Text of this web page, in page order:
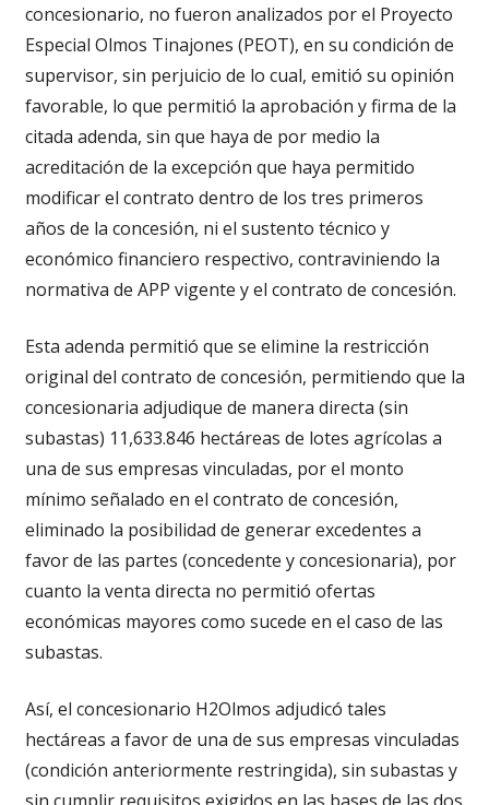
concesionario, no fueron analizados por el Proyecto
Especial Olmos Tinajones (PEOT), en su condición de
supervisor, sin perjuicio de lo cual, emitió su opinión
favorable, lo que permitió la aprobación y firma de la
citada adenda, sin que haya de por medio la
acreditación de la excepción que haya permitido
modificar el contrato dentro de los tres primeros
años de la concesión, ni el sustento técnico y
económico financiero respectivo, contraviniendo la
normativa de APP vigente y el contrato de concesión.
Esta adenda permitió que se elimine la restricción
original del contrato de concesión, permitiendo que la
concesionaria adjudique de manera directa (sin
subastas) 11,633.846 hectáreas de lotes agrícolas a
una de sus empresas vinculadas, por el monto
mínimo señalado en el contrato de concesión,
eliminado la posibilidad de generar excedentes a
favor de las partes (concedente y concesionaria), por
cuanto la venta directa no permitió ofertas
económicas mayores como sucede en el caso de las
subastas.
Así, el concesionario H2Olmos adjudicó tales
hectáreas a favor de una de sus empresas vinculadas
(condición anteriormente restringida), sin subastas y